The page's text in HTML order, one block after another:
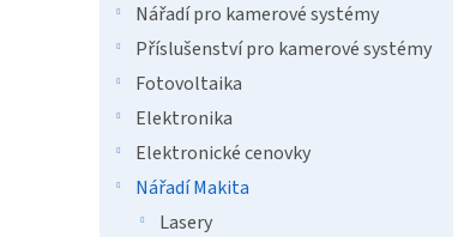
Nářadí pro kamerové systémy
Příslušenství pro kamerové systémy
Fotovoltaika
Elektronika
Elektronické cenovky
Nářadí Makita
Lasery